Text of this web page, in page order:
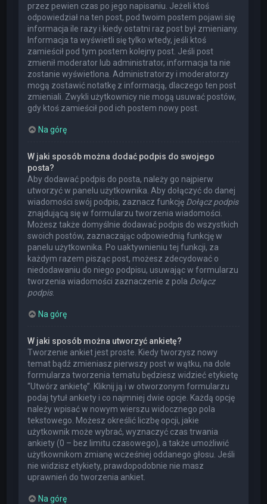
przez pewien czas po jego napisaniu. Jeżeli ktoś
odpowiedział na ten post, pod twoim postem pojawi się
informacja ile razy i kiedy ostatni raz post był zmieniany.
Informacja ta wyświetli się tylko wtedy, jeśli ktoś
zamieścił pod tym postem kolejny post. Jeśli post
zmienił moderator lub administrator, informacja ta nie
zostanie wyświetlona. Administratorzy i moderatorzy
mogą zostawić notatkę z informacją, dlaczego ten post
zmieniali. Zwykli użytkownicy nie mogą usuwać postów,
gdy ktoś zamieścił pod ich postem nowy post.
Na górę
W jaki sposób można dodać podpis do swojego
posta?
Aby dodawać podpis do posta, należy go najpierw
utworzyć w panelu użytkownika. Aby dołączyć do danej
wiadomości swój podpis, zaznacz funkcję Dołącz podpis
znajdującą się w formularzu tworzenia wiadomości.
Możesz także domyślnie dodawać podpis do wszystkich
swoich postów, zaznaczając odpowiednią funkcję w
panelu użytkownika. Po uaktywnieniu tej funkcji, za
każdym razem pisząc post, możesz zdecydować o
niedodawaniu do niego podpisu, usuwając w formularzu
tworzenia wiadomości zaznaczenie z pola Dołącz
podpis.
Na górę
W jaki sposób można utworzyć ankietę?
Tworzenie ankiet jest proste. Kiedy tworzysz nowy
temat bądź zmieniasz pierwszy post w wątku, na dole
formularza tworzenia tematu będziesz widzieć etykietę
“Utwórz ankietę”. Kliknij ją i w otworzonym formularzu
podaj tytuł ankiety i co najmniej dwie opcje. Każdą opcję
należy wpisać w nowym wierszu widocznego pola
tekstowego. Możesz określić liczbę opcji, jakie
użytkownik może wybrać, wyznaczyć czas trwania
ankiety (0 – bez limitu czasowego), a także umożliwić
użytkownikom zmianę wcześniej oddanego głosu. Jeśli
nie widzisz etykiety, prawdopodobnie nie masz
uprawnień do tworzenia ankiet.
Na górę